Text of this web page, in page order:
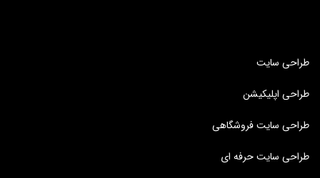
طراحی سایت
طراحی اپلیکیشن
طراحی سایت فروشگاهی
طراحی سایت حرفه ای